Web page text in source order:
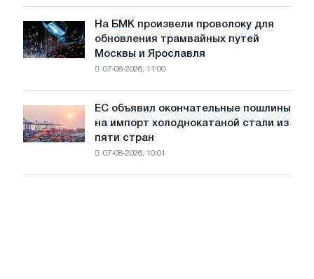
достижения
целей
обезуглероживания
в
июле
На
БМК
произвели
трамвайных
путей
Москвы
Ярославля
На БМК произвели проволоку для
обновления трамвайных путей
Москвы и Ярославля
07-08-2026, 11:00
объявил
окончательные
ЕС объявил окончательные пошлины
на импорт холоднокатаной стали из
пяти стран
07-08-2026, 10:01